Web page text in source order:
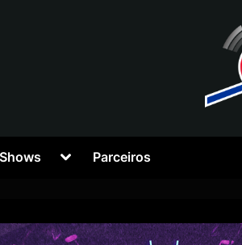
Shows Parceiros